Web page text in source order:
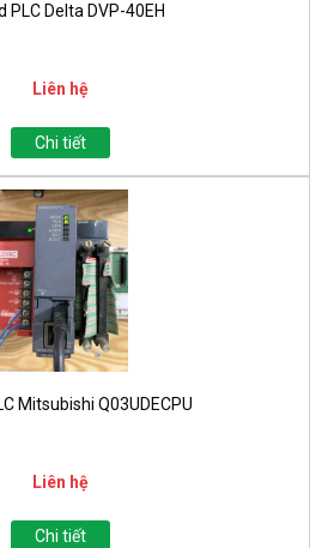
PLC Delta DVP-40EH
Liên hệ
Chi tiết
Mitsubishi Q03UDECPU
Liên hệ
Chi tiết